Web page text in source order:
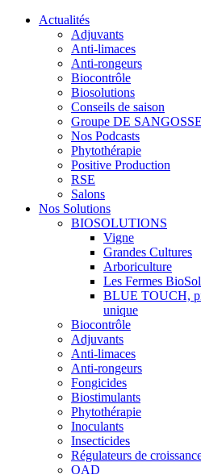
Actualités
Adjuvants
Anti-limaces
Anti-rongeurs
Biocontrôle
Biosolutions
Conseils de saison
Groupe DE SANGOSSE
Nos Podcasts
Phytothérapie
Positive Production
RSE
Salons
Nos Solutions
BIOSOLUTIONS
Vigne
Grandes Cultures
Arboriculture
Les Fermes
BLUE TOUCH,
unique
Biocontrôle
Adjuvants
Anti-limaces
Anti-rongeurs
Fongicides
Biostimulants
Phytothérapie
Inoculants
Insecticides
Régulateurs de
OAD